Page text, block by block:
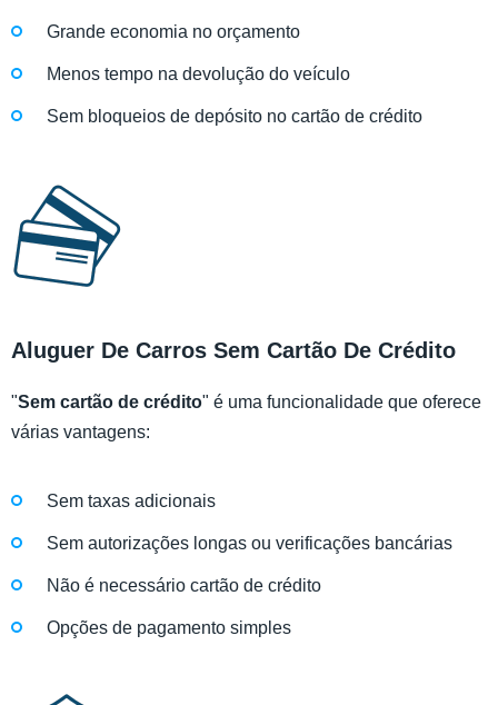
Grande economia no orçamento
Menos tempo na devolução do veículo
Sem bloqueios de depósito no cartão de crédito
Aluguer De Carros Sem Cartão De Crédito
"Sem cartão de crédito" é uma funcionalidade que oferece
várias vantagens:
Sem taxas adicionais
Sem autorizações longas ou verificações bancárias
Não é necessário cartão de crédito
Opções de pagamento simples